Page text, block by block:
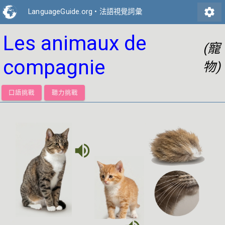
LanguageGuide.org • 法語視覺詞彙 settings
Les animaux de
compagnie
(寵
物)
volume_up